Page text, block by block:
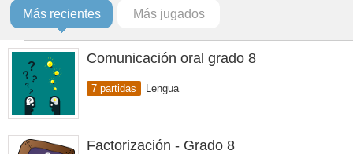
Más recientes Más jugados
Comunicación oral grado 8
7 partidas Lengua
Factorización - Grado 8